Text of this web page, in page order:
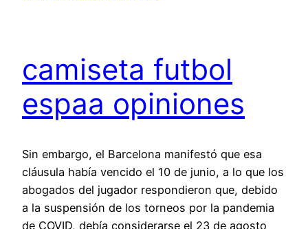
camiseta futbol
espaa opiniones
Sin embargo, el Barcelona manifestó que esa
cláusula había vencido el 10 de junio, a lo que los
abogados del jugador respondieron que, debido
a la suspensión de los torneos por la pandemia
de COVID, debía considerarse el 23 de agosto